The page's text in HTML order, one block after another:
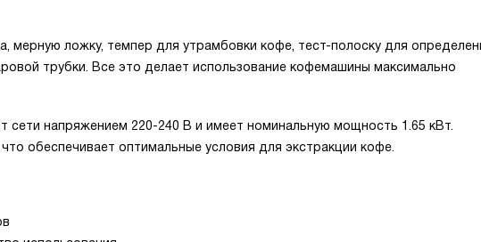
мерную ложку, темпер для утрамбовки кофе, тест-полоску для
трубки. Все это делает использование кофемашины максимально
сети напряжением 220-240 В и имеет номинальную мощность 1.65 кВт.
обеспечивает оптимальные условия для экстракции кофе.